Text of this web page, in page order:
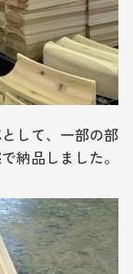
して、一部の部
納品しました。